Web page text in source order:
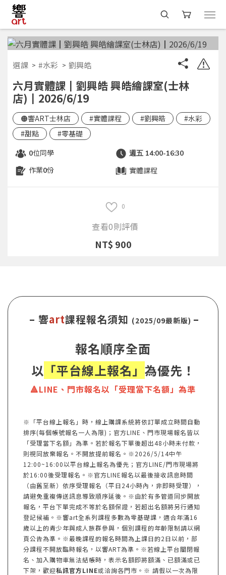
選課 #水彩 劉興皓
六月實體課┃劉興皓 興皓繪課室(士林
店)┃2026/6/19
🟠響ART士林店 #實體課程 #劉興皓
#水彩
#甜點
#零基礎
0位同學 週五 14:00-16:30
作業0份 實體課程
0
查看0則評價
NT$ 900
– 響art課程報名須知 (2025/09最新版) –
報名順序全面
以 「平台線上報名」 為優先！
🔺LINE、門市報名以「受理當下名額」為準
※「平台線上報名」時，線上購課系統將依訂單成立時間自動
排序(每個帳號報名一人為限)；官方LINE、門市現場報名皆以
「受理當下名額」為準。若於報名下單後超出48小時未付款，
則視同放棄報名。不開放提前報名。※2026/5/14中午
12:00~16:00以平台線上報名為優先；官方LINE/門市現場將
於16:00後受理報名。※官方LINE報名以最後接收訊息時間
（由舊至新）依序受理報名（平日24小時內，非即時受理），
請避免重複傳送訊息導致順序延後。※由於有多管道同步開放
報名，平台下單完成不等於名額保證，若超出名額將另行通知
登記候補。※響art全系列課程多數為零基礎課，適合年滿16
歲以上的青少年與成人族群參與，個別課程的年齡限制請以網
頁公告為準。※最晚課程的報名時間為上課日的2日以前，部
分課程不開放臨時報名，以響ART為準。※若線上平台關閉報
名、加入購物車無法結帳時，表示名額即將額滿、已額滿或已
下架，歡迎私訊官方LINE或洽詢各門市。※ 請假以一次為限